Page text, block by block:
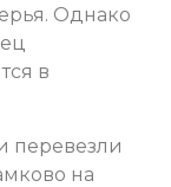
Однако
в
перевезли
на